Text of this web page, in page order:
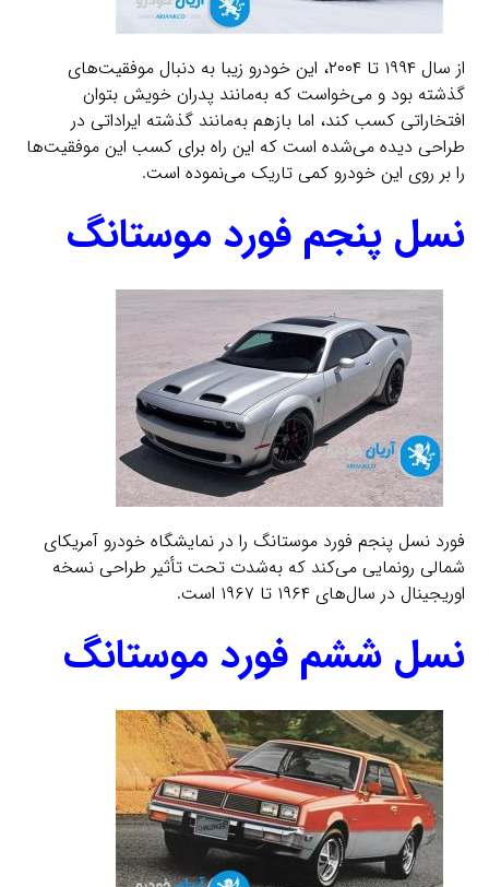
از سال ۱۹۹۴ تا ۲۰۰۴، این خودرو زیبا به دنبال موفقیت‌های
گذشته بود و می‌خواست که به‌مانند پدران خویش بتوان
افتخاراتی کسب کند، اما بازهم به‌مانند گذشته ایراداتی در
طراحی دیده می‌شده است که این راه برای کسب این موفقیت‌ها
را بر روی این خودرو کمی تاریک می‌نموده است.
نسل پنجم فورد موستانگ
فورد نسل پنجم فورد موستانگ را در نمایشگاه خودرو آمریکای
شمالی رونمایی می‌کند که به‌شدت تحت تأثیر طراحی نسخه
اوریجینال در سال‌های ۱۹۶۴ تا ۱۹۶۷ است.
نسل ششم فورد موستانگ